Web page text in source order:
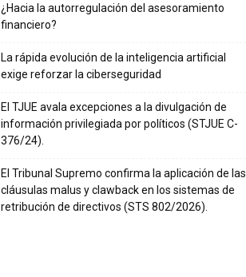
¿Hacia la autorregulación del asesoramiento
financiero?
La rápida evolución de la inteligencia artificial
exige reforzar la ciberseguridad
El TJUE avala excepciones a la divulgación de
información privilegiada por políticos (STJUE C-
376/24).
El Tribunal Supremo confirma la aplicación de las
cláusulas malus y clawback en los sistemas de
retribución de directivos (STS 802/2026).